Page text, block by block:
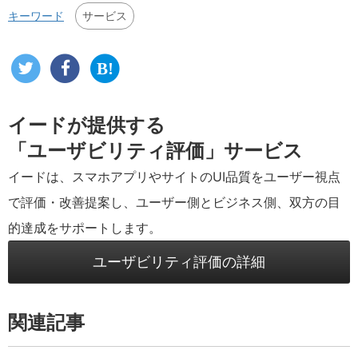
キーワード サービス
イードが提供する
「ユーザビリティ評価」サービス
イードは、スマホアプリやサイトのUI品質をユーザー視点
で評価・改善提案し、ユーザー側とビジネス側、双方の目
的達成をサポートします。
ユーザビリティ評価の詳細
関連記事